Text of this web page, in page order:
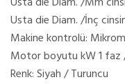
Usta die Diam. /İnç
Makine kontrolü:
Motor boyutu kW 1 faz
Renk: Siyah / Turuncu